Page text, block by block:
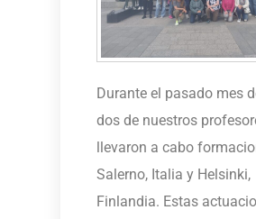
Durante el pasado mes
dos de nuestros
llevaron a cabo
Salerno, Italia y Helsinki,
Finlandia. Estas